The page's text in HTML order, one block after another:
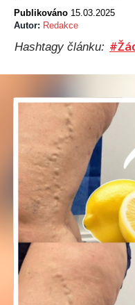
Publikováno 15.03.2025
Autor: Redakce
Hashtagy článku: